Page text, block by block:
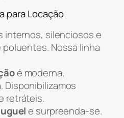
para Locação
internos, silenciosos e
Nossa linha
é moderna,
Disponibilizamos
retráteis.
e surpreenda-se.